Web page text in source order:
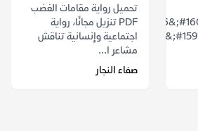
&#1610;&#1605;&#1603;&#1606;
تحميل رواية مقامات الغضب
PDF تنزيل مجانًا، رواية
اجتماعية وإنسانية تناقش
مشاعر ا...
صفاء النجار